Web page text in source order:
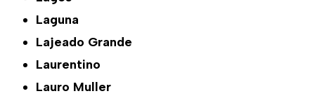
Laguna
Lajeado Grande
Laurentino
Lauro Muller